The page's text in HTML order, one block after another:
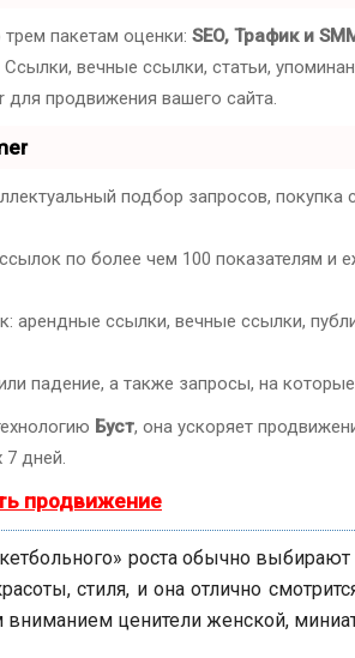
пакетам оценки: SEO, Трафик и
вечные ссылки, статьи,
для продвижения вашего сайта.
подбор запросов,
по более чем 100 показателям и
ссылки, вечные ссылки,
падение, а также запросы, на
Буст, она ускоряет
7 дней.
продвижение
роста обычно
стиля, и она отлично
ценители женской,